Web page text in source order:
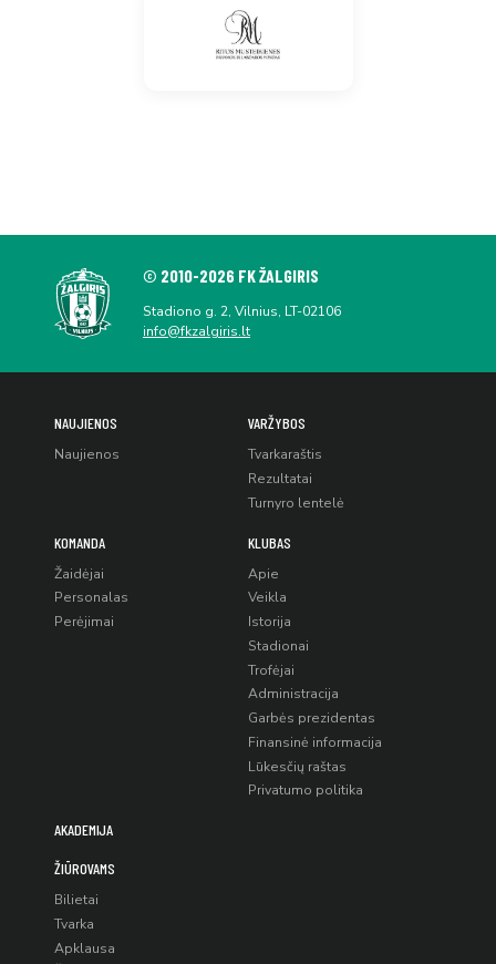
© 2010-2026 FK ŽALGIRIS
Stadiono g. 2, Vilnius, LT-02106
info@fkzalgiris.lt
NAUJIENOS
Naujienos
VARŽYBOS
Tvarkaraštis
Rezultatai
Turnyro lentelė
KOMANDA
Žaidėjai
Personalas
Perėjimai
KLUBAS
Apie
Veikla
Istorija
Stadionai
Trofėjai
Administracija
Garbės prezidentas
Finansinė informacija
Lūkesčių raštas
Privatumo politika
AKADEMIJA
ŽIŪROVAMS
Bilietai
Tvarka
Apklausa